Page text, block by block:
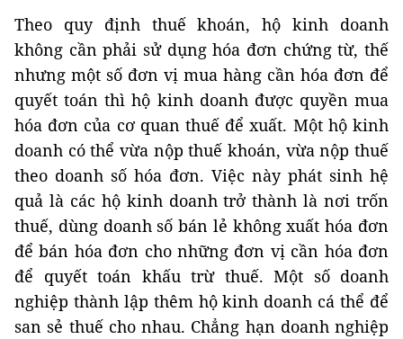
Theo quy định thuế khoán, hộ kinh doanh
không cần phải sử dụng hóa đơn chứng từ, thế
nhưng một số đơn vị mua hàng cần hóa đơn để
quyết toán thì hộ kinh doanh được quyền mua
hóa đơn của cơ quan thuế để xuất. Một hộ kinh
doanh có thể vừa nộp thuế khoán, vừa nộp thuế
theo doanh số hóa đơn. Việc này phát sinh hệ
quả là các hộ kinh doanh trở thành là nơi trốn
thuế, dùng doanh số bán lẻ không xuất hóa đơn
để bán hóa đơn cho những đơn vị cần hóa đơn
để quyết toán khấu trừ thuế. Một số doanh
nghiệp thành lập thêm hộ kinh doanh cá thể để
san sẻ thuế cho nhau. Chẳng hạn doanh nghiệp